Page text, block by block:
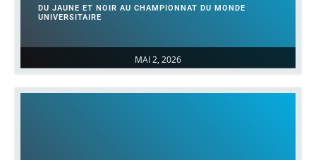
MAI 2, 2026
DU JAUNE ET NOIR AU CHAMPIONNAT DU MONDE
UNIVERSITAIRE